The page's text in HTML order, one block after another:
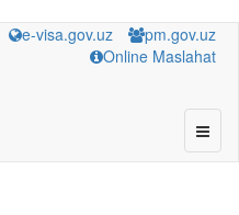
e-visa.gov.uz
pm.gov.uz
Online Maslahat